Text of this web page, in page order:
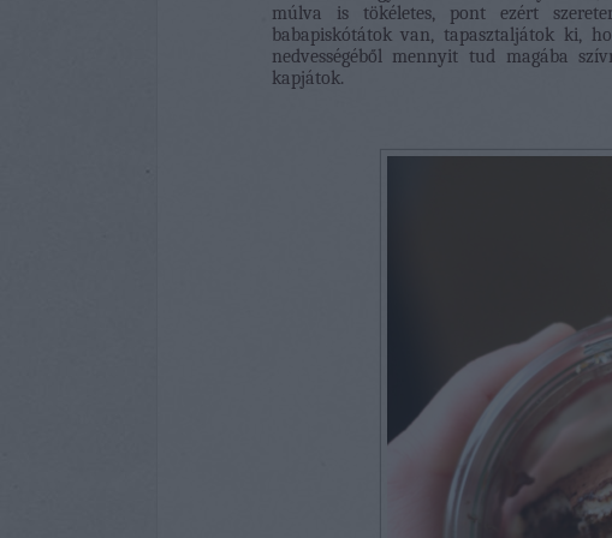
múlva is tökéletes, pont ezért
babapiskótátok van, tapasztaljátok ki,
nedvességéből mennyit tud magába
kapjátok.